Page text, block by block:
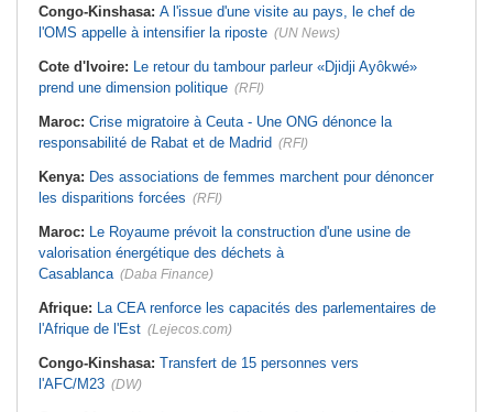
Congo-Kinshasa: A l'issue d'une visite au pays, le chef de
l'OMS appelle à intensifier la riposte (UN News)
Cote d'Ivoire: Le retour du tambour parleur «Djidji Ayôkwé»
prend une dimension politique (RFI)
Maroc: Crise migratoire à Ceuta - Une ONG dénonce la
responsabilité de Rabat et de Madrid (RFI)
Kenya: Des associations de femmes marchent pour dénoncer
les disparitions forcées (RFI)
Maroc: Le Royaume prévoit la construction d'une usine de
valorisation énergétique des déchets à
Casablanca (Daba Finance)
Afrique: La CEA renforce les capacités des parlementaires de
l'Afrique de l'Est (Lejecos.com)
Congo-Kinshasa: Transfert de 15 personnes vers
l'AFC/M23 (DW)